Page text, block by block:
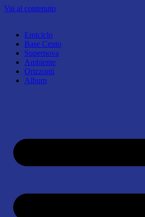
Vai al contenuto
Emiciclo
Base Cento
Supernova
Ambiente
Orizzonti
Album